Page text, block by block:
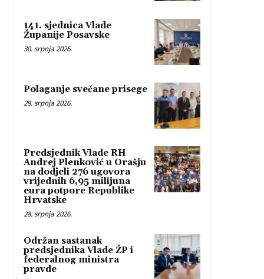
141. sjednica Vlade
Županije Posavske
30. srpnja 2026.
Polaganje svečane prisege
29. srpnja 2026.
Predsjednik Vlade RH
Andrej Plenković u Orašju
na dodjeli 276 ugovora
vrijednih 6,95 milijuna
eura potpore Republike
Hrvatske
28. srpnja 2026.
Održan sastanak
predsjednika Vlade ŽP i
federalnog ministra
pravde